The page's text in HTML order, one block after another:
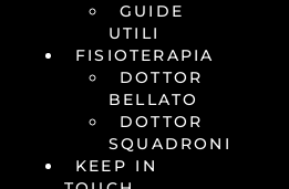
GUIDE
UTILI
FISIOTERAPIA
DOTTOR
BELLATO
DOTTOR
SQUADRONI
KEEP IN